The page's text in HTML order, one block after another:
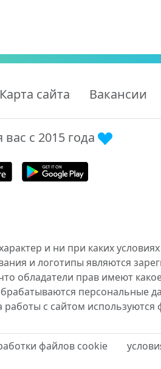
Карта сайта Вакансии
с 2015 года
и ни при каких
и логотипы являются
обладатели прав имеют
персональные
с сайтом
файлов cookie